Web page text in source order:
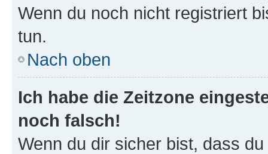
Wenn du noch nicht registriert
tun.
Nach oben
Ich habe die Zeitzone
noch falsch!
Wenn du dir sicher bist, dass